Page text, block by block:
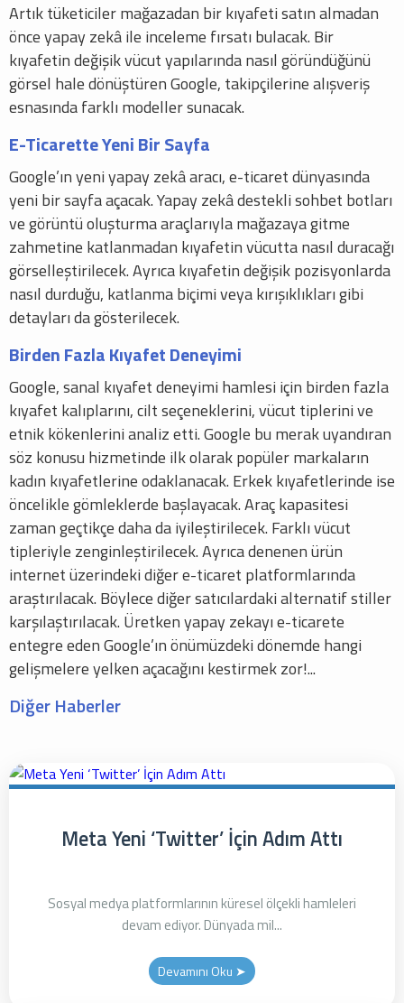
Artık tüketiciler mağazadan bir kıyafeti satın almadan
önce yapay zekâ ile inceleme fırsatı bulacak. Bir
kıyafetin değişik vücut yapılarında nasıl göründüğünü
görsel hale dönüştüren Google, takipçilerine alışveriş
esnasında farklı modeller sunacak.
E-Ticarette Yeni Bir Sayfa
Google’ın yeni yapay zekâ aracı, e-ticaret dünyasında
yeni bir sayfa açacak. Yapay zekâ destekli sohbet botları
ve görüntü oluşturma araçlarıyla mağazaya gitme
zahmetine katlanmadan kıyafetin vücutta nasıl duracağı
görselleştirilecek. Ayrıca kıyafetin değişik pozisyonlarda
nasıl durduğu, katlanma biçimi veya kırışıklıkları gibi
detayları da gösterilecek.
Birden Fazla Kıyafet Deneyimi
Google, sanal kıyafet deneyimi hamlesi için birden fazla
kıyafet kalıplarını, cilt seçeneklerini, vücut tiplerini ve
etnik kökenlerini analiz etti. Google bu merak uyandıran
söz konusu hizmetinde ilk olarak popüler markaların
kadın kıyafetlerine odaklanacak. Erkek kıyafetlerinde ise
öncelikle gömleklerde başlayacak. Araç kapasitesi
zaman geçtikçe daha da iyileştirilecek. Farklı vücut
tipleriyle zenginleştirilecek. Ayrıca denenen ürün
internet üzerindeki diğer e-ticaret platformlarında
araştırılacak. Böylece diğer satıcılardaki alternatif stiller
karşılaştırılacak. Üretken yapay zekayı e-ticarete
entegre eden Google’ın önümüzdeki dönemde hangi
gelişmelere yelken açacağını kestirmek zor!...
Diğer Haberler
Meta Yeni ‘Twitter’ İçin Adım Attı
Sosyal medya platformlarının küresel ölçekli hamleleri
devam ediyor. Dünyada mil...
Devamını Oku ➤